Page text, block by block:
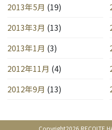
2013年5月 (19)
2013年3月 (13)
2013年1月 (3)
2012年11月 (4)
2012年9月 (13)
Copyright2026 RECOLTE